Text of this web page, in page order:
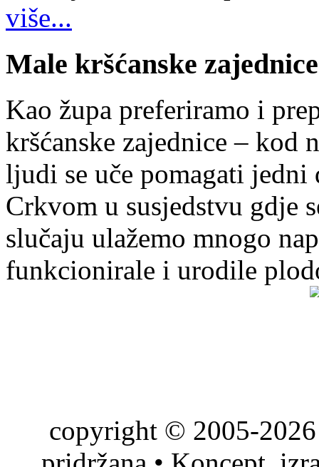
više...
Male kršćanske zajednice
Kao župa preferiramo i
kršćanske zajednice – kod
ljudi se uče pomagati
Crkvom u susjedstvu gdje
slučaju ulažemo mnogo
funkcionirale i urodile
copyright © 2005-